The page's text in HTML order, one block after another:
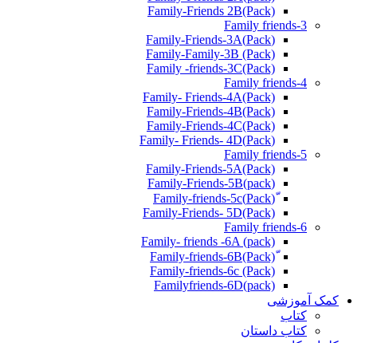
Family-Friends 2B(Pack)
Family friends-3
(Pack)Family-Friends-3A
Family-Family-3B (Pack)
Family -friends-3C(Pack)
Family friends-4
Family- Friends-4A(Pack)
Family-Friends-4B(Pack)
Family-Friends-4C(Pack)
(Pack)Family- Friends- 4D
Family friends-5
Family-Friends-5A(Pack)
(pack)Family-Friends-5B
ّ(Pack)Family-friends-5c
Family-Friends- 5D(Pack)
Family friends-6
Family- friends -6A (pack)
Family-friends-6c (Pack)
Familyfriends-6D(pack)
کمک آموزشی
کتاب
کتاب داستان